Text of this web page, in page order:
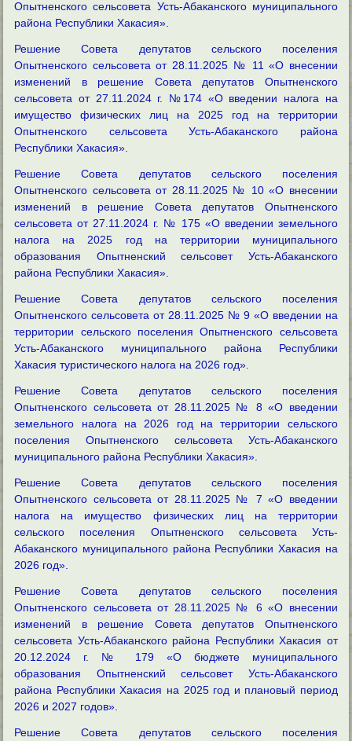
Опытненского сельсовета Усть-Абаканского муниципального
района Республики Хакасия».
Решение Совета депутатов сельского поселения
Опытненского сельсовета от 28.11.2025 № 11 «О внесении
изменений в решение Совета депутатов Опытненского
сельсовета от 27.11.2024 г. №174 «О введении налога на
имущество физических лиц на 2025 год на территории
Опытненского сельсовета Усть-Абаканского района
Республики Хакасия».
Решение Совета депутатов сельского поселения
Опытненского сельсовета от 28.11.2025 № 10 «О внесении
изменений в решение Совета депутатов Опытненского
сельсовета от 27.11.2024 г. № 175 «О введении земельного
налога на 2025 год на территории муниципального
образования Опытненский сельсовет Усть-Абаканского
района Республики Хакасия».
Решение Совета депутатов сельского поселения
Опытненского сельсовета от 28.11.2025 № 9 «О введении на
территории сельского поселения Опытненского сельсовета
Усть-Абаканского муниципального района Республики
Хакасия туристического налога на 2026 год».
Решение Совета депутатов сельского поселения
Опытненского сельсовета от 28.11.2025 № 8 «О введении
земельного налога на 2026 год на территории сельского
поселения Опытненского сельсовета Усть-Абаканского
муниципального района Республики Хакасия».
Решение Совета депутатов сельского поселения
Опытненского сельсовета от 28.11.2025 № 7 «О введении
налога на имущество физических лиц на территории
сельского поселения Опытненского сельсовета Усть-
Абаканского муниципального района Республики Хакасия на
2026 год».
Решение Совета депутатов сельского поселения
Опытненского сельсовета от 28.11.2025 № 6 «О внесении
изменений в решение Совета депутатов Опытненского
сельсовета Усть-Абаканского района Республики Хакасия от
20.12.2024 г. № 179 «О бюджете муниципального
образования Опытненский сельсовет Усть-Абаканского
района Республики Хакасия на 2025 год и плановый период
2026 и 2027 годов».
Решение Совета депутатов сельского поселения